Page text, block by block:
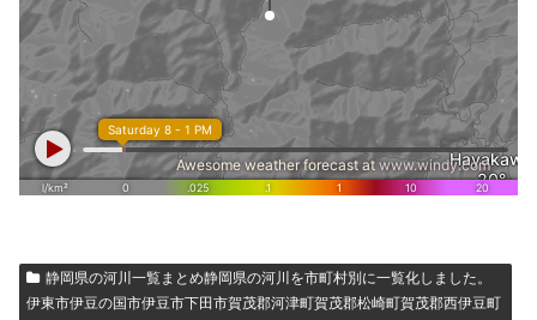
静岡県の河川一覧まとめ静岡県の河川を市町村別に一覧化しました。
伊東市伊豆の国市伊豆市下田市賀茂郡河津町賀茂郡松崎町賀茂郡西伊豆町